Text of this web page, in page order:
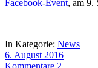
Facebook-Event, am 9.
In Kategorie: News
6. August 2016
Kommentare 2